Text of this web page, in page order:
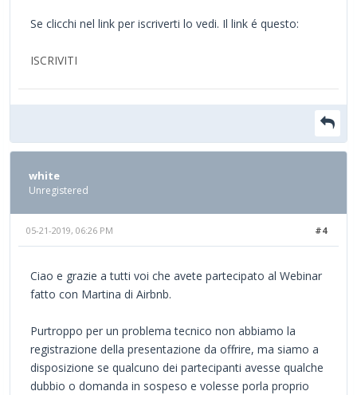
Se clicchi nel link per iscriverti lo vedi. Il link é questo:
ISCRIVITI
white
Unregistered
#4
05-21-2019, 06:26 PM
Ciao e grazie a tutti voi che avete partecipato al Webinar
fatto con Martina di Airbnb.
Purtroppo per un problema tecnico non abbiamo la
registrazione della presentazione da offrire, ma siamo a
disposizione se qualcuno dei partecipanti avesse qualche
dubbio o domanda in sospeso e volesse porla proprio